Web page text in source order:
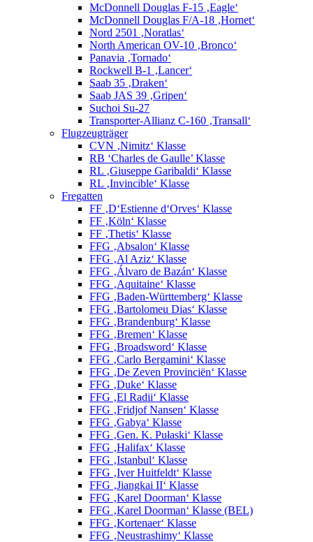
McDonnell Douglas F-15 ‚Eagle‘
McDonnell Douglas F/A-18 ‚Hornet‘
Nord 2501 ‚Noratlas‘
North American OV-10 ‚Bronco‘
Panavia ‚Tornado‘
Rockwell B-1 ‚Lancer‘
Saab 35 ‚Draken‘
Saab JAS 39 ‚Gripen‘
Suchoi Su-27
Transporter-Allianz C-160 ‚Transall‘
Flugzeugträger
CVN ‚Nimitz‘ Klasse
RB ‘Charles de Gaulle’ Klasse
RL ‚Giuseppe Garibaldi‘ Klasse
RL ‚Invincible‘ Klasse
Fregatten
FF ‚D‘Estienne d‘Orves‘ Klasse
FF ‚Köln‘ Klasse
FF ‚Thetis‘ Klasse
FFG ‚Absalon‘ Klasse
FFG ‚Al Aziz‘ Klasse
FFG ‚Álvaro de Bazán‘ Klasse
FFG ‚Aquitaine‘ Klasse
FFG ‚Baden-Württemberg‘ Klasse
FFG ‚Bartolomeu Dias‘ Klasse
FFG ‚Brandenburg‘ Klasse
FFG ‚Bremen‘ Klasse
FFG ‚Broadsword‘ Klasse
FFG ‚Carlo Bergamini‘ Klasse
FFG ‚De Zeven Provinciën‘ Klasse
FFG ‚Duke‘ Klasse
FFG ‚El Radii‘ Klasse
FFG ‚Fridjof Nansen‘ Klasse
FFG ‚Gabya‘ Klasse
FFG ‚Gen. K. Pułaski‘ Klasse
FFG ‚Halifax‘ Klasse
FFG ‚Istanbul‘ Klasse
FFG ‚Iver Huitfeldt‘ Klasse
FFG ‚Jiangkai II‘ Klasse
FFG ‚Karel Doorman‘ Klasse
FFG ‚Karel Doorman‘ Klasse (BEL)
FFG ‚Kortenaer‘ Klasse
FFG ‚Neustrashimy‘ Klasse